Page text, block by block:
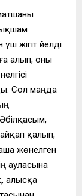
жігіт әйелді
алып, оны
Сол маңда
қалып,
жөнелген
ауласына
алысқа